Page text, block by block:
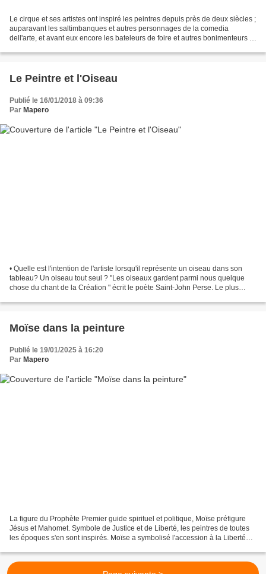
Le cirque et ses artistes ont inspiré les peintres depuis près de deux siècles ;
auparavant les saltimbanques et autres personnages de la comedia
dell'arte, et avant eux encore les bateleurs de foire et autres bonimenteurs et
Le Peintre et l'Oiseau
Publié le 16/01/2018 à 09:36
Par Mapero
• Quelle est l'intention de l'artiste lorsqu'il représente un oiseau dans son
tableau? Un oiseau tout seul ? "Les oiseaux gardent parmi nous quelque
chose du chant de la Création " écrit le poète Saint-John Perse. Le plus
Moïse dans la peinture
Publié le 19/01/2025 à 16:20
Par Mapero
La figure du Prophète Premier guide spirituel et politique, Moïse préfigure
Jésus et Mahomet. Symbole de Justice et de Liberté, les peintres de toutes
les époques s'en sont inspirés. Moïse a symbolisé l'accession à la Liberté